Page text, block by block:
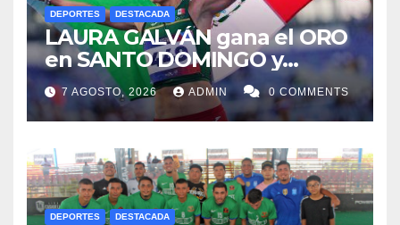
DEPORTES DESTACADA
LAURA GALVÁN gana el ORO
en SANTO DOMINGO y
dedica Medalla a sus padres
fallecidos
7 AGOSTO, 2026 ADMIN 0 COMMENTS
DEPORTES DESTACADA